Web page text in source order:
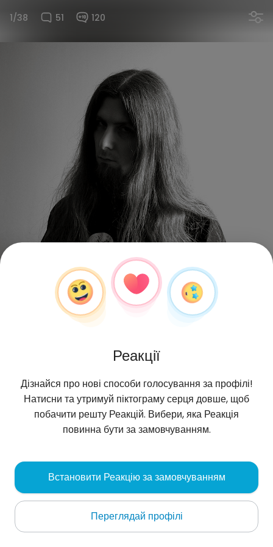
1/38 51 120
Rafał, 42
Pasłęk
Про мене
Реакції
Дізнайся про нові способи голосування за профілі!
Натисни та утримуй піктограму серця довше, щоб
побачити решту Реакцій. Вибери, яка Реакція
повинна бути за замовчуванням.
Встановити Реакцію за замовчуванням
Переглядай профілі